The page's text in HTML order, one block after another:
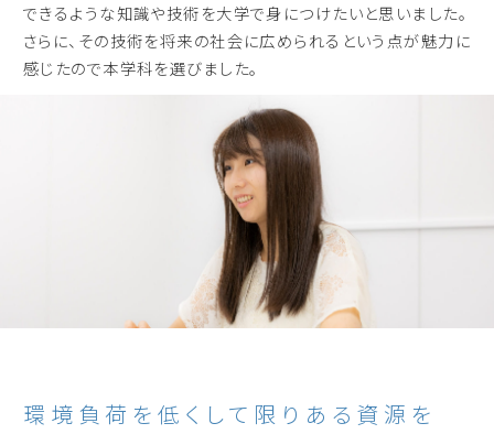
できるような知識や技術を大学で身につけたいと思いました。
さらに、その技術を将来の社会に広められるという点が魅力に
感じたので本学科を選びました。
環境負荷を低くして限りある資源を